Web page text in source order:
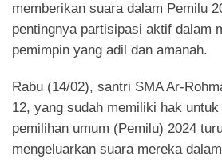
memberikan suara dalam Pemilu
pentingnya partisipasi aktif dalam
pemimpin yang adil dan amanah.
Rabu (14/02), santri SMA Ar-
12, yang sudah memiliki hak
pemilihan umum (Pemilu) 2024
mengeluarkan suara mereka